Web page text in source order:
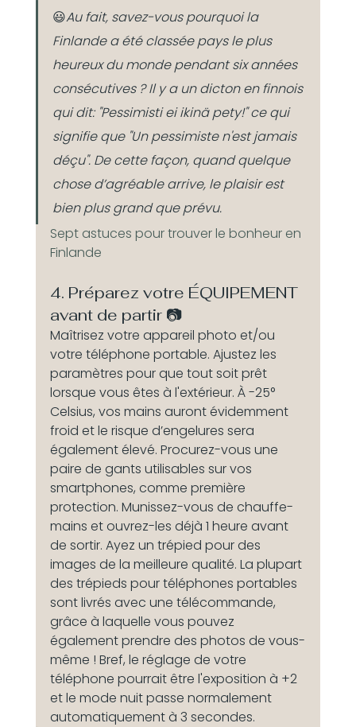
😃Au fait, savez-vous pourquoi la
Finlande a été classée pays le plus
heureux du monde pendant six années
consécutives ? Il y a un dicton en finnois
qui dit: "Pessimisti ei ikinä pety!" ce qui
signifie que "Un pessimiste n'est jamais
déçu". De cette façon, quand quelque
chose d’agréable arrive, le plaisir est
bien plus grand que prévu.
Sept astuces pour trouver le bonheur en
Finlande
4. Préparez votre ÉQUIPEMENT
avant de partir 📷
Maîtrisez votre appareil photo et/ou
votre téléphone portable. Ajustez les
paramètres pour que tout soit prêt
lorsque vous êtes à l'extérieur. À -25°
Celsius, vos mains auront évidemment
froid et le risque d’engelures sera
également élevé. Procurez-vous une
paire de gants utilisables sur vos
smartphones, comme première
protection. Munissez-vous de chauffe-
mains et ouvrez-les déjà 1 heure avant
de sortir. Ayez un trépied pour des
images de la meilleure qualité. La plupart
des trépieds pour téléphones portables
sont livrés avec une télécommande,
grâce à laquelle vous pouvez
également prendre des photos de vous-
même ! Bref, le réglage de votre
téléphone pourrait être l'exposition à +2
et le mode nuit passe normalement
automatiquement à 3 secondes.